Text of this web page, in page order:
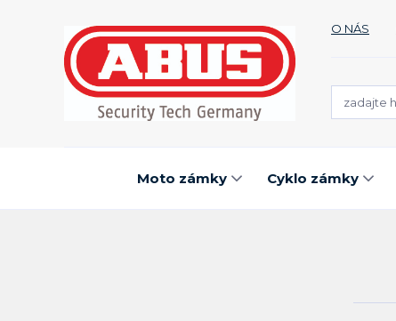
O NÁS
Moto zámky Cyklo zámky